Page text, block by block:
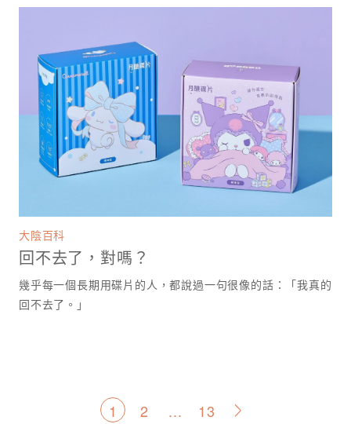
大陰百科
回不去了，對嗎？
幾乎每一個長期用碟片的人，都說過一句很像的話：「我真的
回不去了。」
文
1 2 ... 13 >